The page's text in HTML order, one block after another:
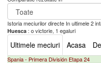
Istoria meciurilor directe In ultimele 2
Huesca : o victorie, 1 egaluri
Ultimele meciuri Acasa
Spania - Primera División Etapa 24